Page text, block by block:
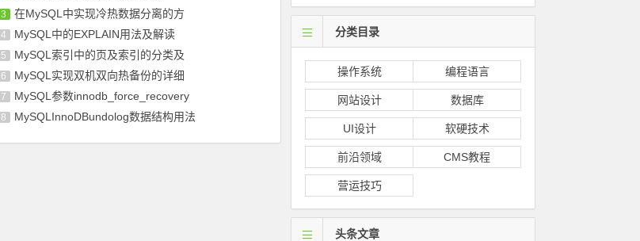
3 在MySQL中实现冷热数据分离的方
4 MySQL中的EXPLAIN用法及解读
5 MySQL索引中的页及索引的分类及
6 MySQL实现双机双向热备份的详细
7 MySQL参数innodb_force_recovery
8 MySQLInnoDBundolog数据结构用法
分类目录
操作系统 编程语言
网站设计 数据库
UI设计 软硬技术
前沿领域 CMS教程
营运技巧
头条文章